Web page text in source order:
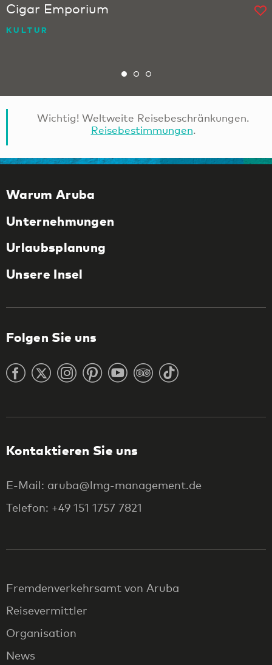
Cigar Emporium
KULTUR
Wichtig! Weltweite Reisebeschränkungen.
Reisebestimmungen.
Warum Aruba
Unternehmungen
Urlaubsplanung
Unsere Insel
Folgen Sie uns
Kontaktieren Sie uns
E-Mail: aruba@lmg-management.de
Telefon: +49 151 1757 7821
Fremdenverkehrsamt von Aruba
Reisevermittler
Organisation
News